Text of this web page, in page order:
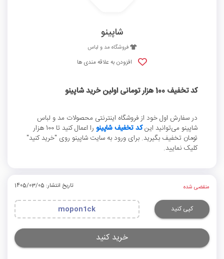
شاپینو
فروشگاه مد و لباس
افزودن به علاقه مندی ها
کد تخفیف 100 هزار تومانی اولین خرید شاپینو
در سفارش اول خود از فروشگاه اینترنتی محصولات مد و لباس
شاپینو می‌توانید اینکد تخفیف شاپینو
را اعمال کنید تا 100 هزار
تومان تخفیف بگیرید. برای ورود به سایت شاپینو روی "خرید کنید"
کلیک نمایید.
منقضی شده تاریخ انتشار: 1405/03/05
کپی کنید mopon1ck
خرید کنید